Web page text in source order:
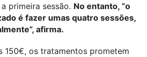
primeira sessão. No entanto, “o
é fazer umas quatro sessões,
afirma.
150€, os tratamentos prometem